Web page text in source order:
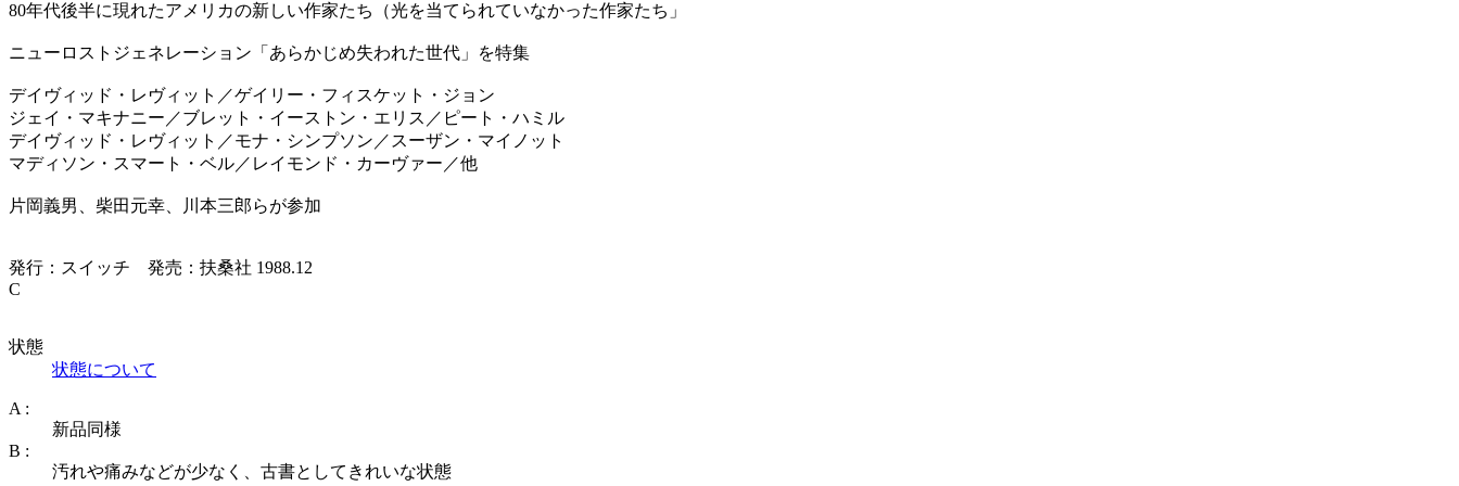
80年代後半に現れたアメリカの新しい作家たち（光を当てられていなかった作家たち」
ニューロストジェネレーション「あらかじめ失われた世代」を特集
デイヴィッド・レヴィット／ゲイリー・フィスケット・ジョン
ジェイ・マキナニー／ブレット・イーストン・エリス／ピート・ハミル
デイヴィッド・レヴィット／モナ・シンプソン／スーザン・マイノット
マディソン・スマート・ベル／レイモンド・カーヴァー／他
片岡義男、柴田元幸、川本三郎らが参加
発行：スイッチ 発売：扶桑社 1988.12
C
状態
状態について
A :
新品同様
B :
汚れや痛みなどが少なく、古書としてきれいな状態